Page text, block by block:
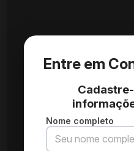
Entre em
Nome completo